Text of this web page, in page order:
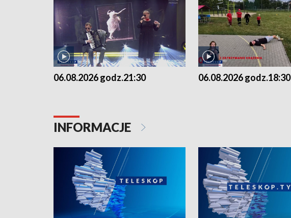
06.08.2026 godz.21:30 06.08.2026 godz.18:30
INFORMACJE